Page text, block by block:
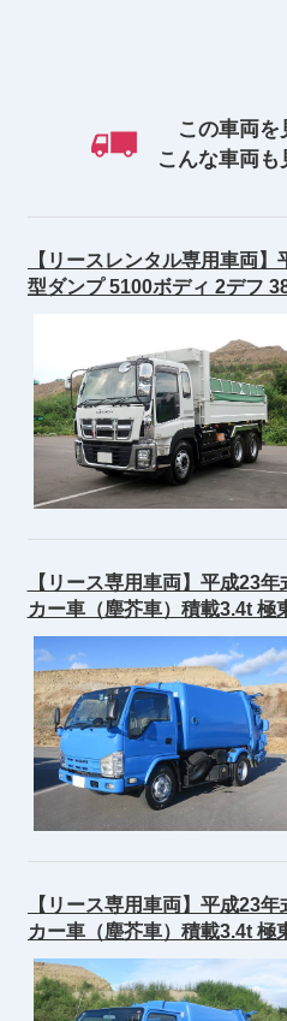
この車両を
こんな車両も
【リースレンタル専用車両
型ダンプ 5100ボディ 2デフ
【リース専用車両】平成23
カー車（塵芥車）積載3.4t 極
【リース専用車両】平成23
カー車（塵芥車）積載3.4t 極
150馬力